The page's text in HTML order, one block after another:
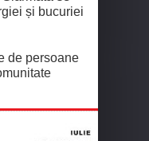
și bucuriei
de persoane